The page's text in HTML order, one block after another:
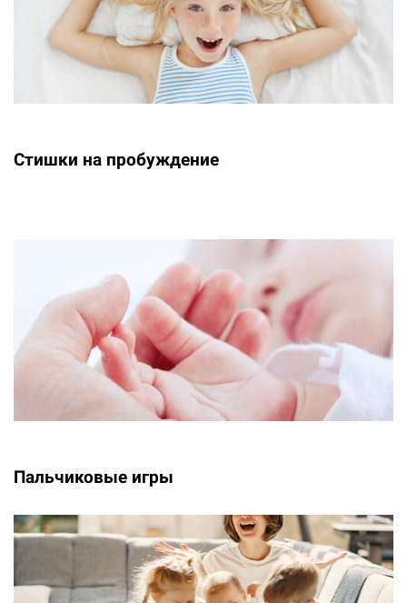
Стишки на пробуждение
Пальчиковые игры